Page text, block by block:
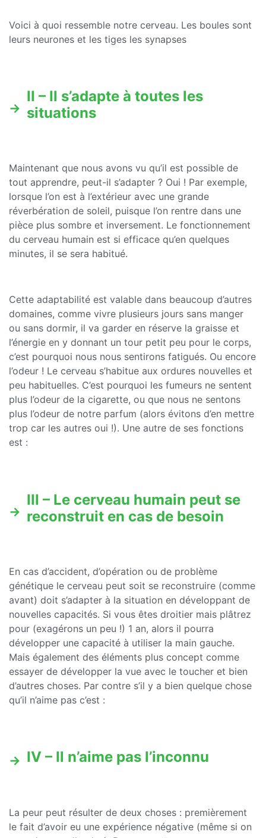
Voici à quoi ressemble notre cerveau. Les boules sont
leurs neurones et les tiges les synapses
II – Il s’adapte à toutes les
situations
Maintenant que nous avons vu qu’il est possible de
tout apprendre, peut-il s’adapter ? Oui ! Par exemple,
lorsque l’on est à l’extérieur avec une grande
réverbération de soleil, puisque l’on rentre dans une
pièce plus sombre et inversement. Le fonctionnement
du cerveau humain est si efficace qu’en quelques
minutes, il se sera habitué.
Cette adaptabilité est valable dans beaucoup d’autres
domaines, comme vivre plusieurs jours sans manger
ou sans dormir, il va garder en réserve la graisse et
l’énergie en y donnant un tour petit peu pour le corps,
c’est pourquoi nous nous sentirons fatigués. Ou encore
l’odeur ! Le cerveau s’habitue aux ordures nouvelles et
peu habituelles. C’est pourquoi les fumeurs ne sentent
plus l’odeur de la cigarette, ou que nous ne sentons
plus l’odeur de notre parfum (alors évitons d’en mettre
trop car les autres oui !). Une autre de ses fonctions
est :
III – Le cerveau humain peut se
reconstruit en cas de besoin
En cas d’accident, d’opération ou de problème
génétique le cerveau peut soit se reconstruire (comme
avant) doit s’adapter à la situation en développant de
nouvelles capacités. Si vous êtes droitier mais plâtrez
pour (exagérons un peu !) 1 an, alors il pourra
développer une capacité à utiliser la main gauche.
Mais également des éléments plus concept comme
essayer de développer la vue avec le toucher et bien
d’autres choses. Par contre s’il y a bien quelque chose
qu’il n’aime pas c’est :
IV – Il n’aime pas l’inconnu
La peur peut résulter de deux choses : premièrement
le fait d’avoir eu une expérience négative (même si on